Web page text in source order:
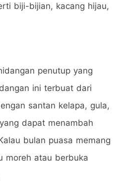
biji-bijian, kacang hijau,
penutup yang
ini terbuat dari
santan kelapa, gula,
dapat menambah
bulan puasa memang
moreh atau berbuka